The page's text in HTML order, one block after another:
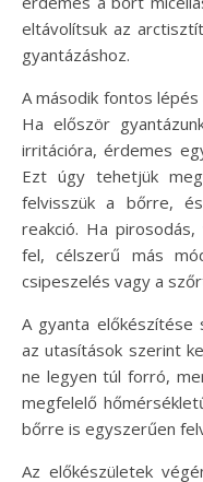
eltávolítsuk az
gyantázáshoz.
A második fontos
Ha először
irritációra, érdemes
Ezt úgy tehetjük
felvisszük a bőrre,
reakció. Ha
fel, célszerű más
csipeszelés vagy a
A gyanta előkészítése
az utasítások szerint
ne legyen túl forró,
megfelelő
bőrre is egyszerűen
Az előkészületek